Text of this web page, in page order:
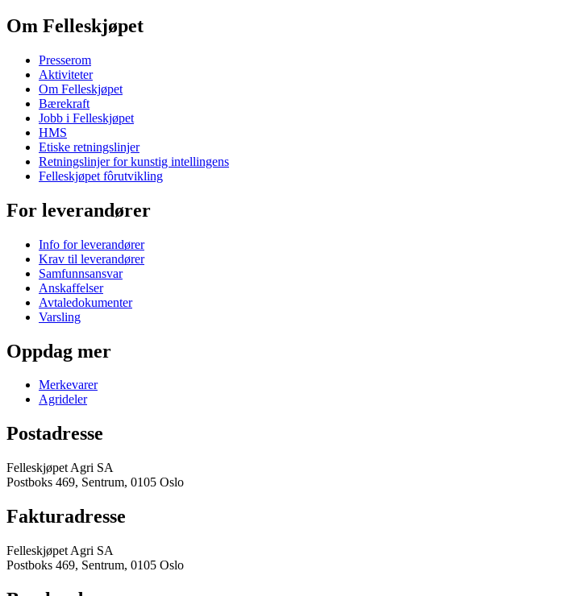
Om Felleskjøpet
Presserom
Aktiviteter
Om Felleskjøpet
Bærekraft
Jobb i Felleskjøpet
HMS
Etiske retningslinjer
Retningslinjer for kunstig intellingens
Felleskjøpet fôrutvikling
For leverandører
Info for leverandører
Krav til leverandører
Samfunnsansvar
Anskaffelser
Avtaledokumenter
Varsling
Oppdag mer
Merkevarer
Agrideler
Postadresse
Felleskjøpet Agri SA
Postboks 469, Sentrum, 0105 Oslo
Fakturadresse
Felleskjøpet Agri SA
Postboks 469, Sentrum, 0105 Oslo